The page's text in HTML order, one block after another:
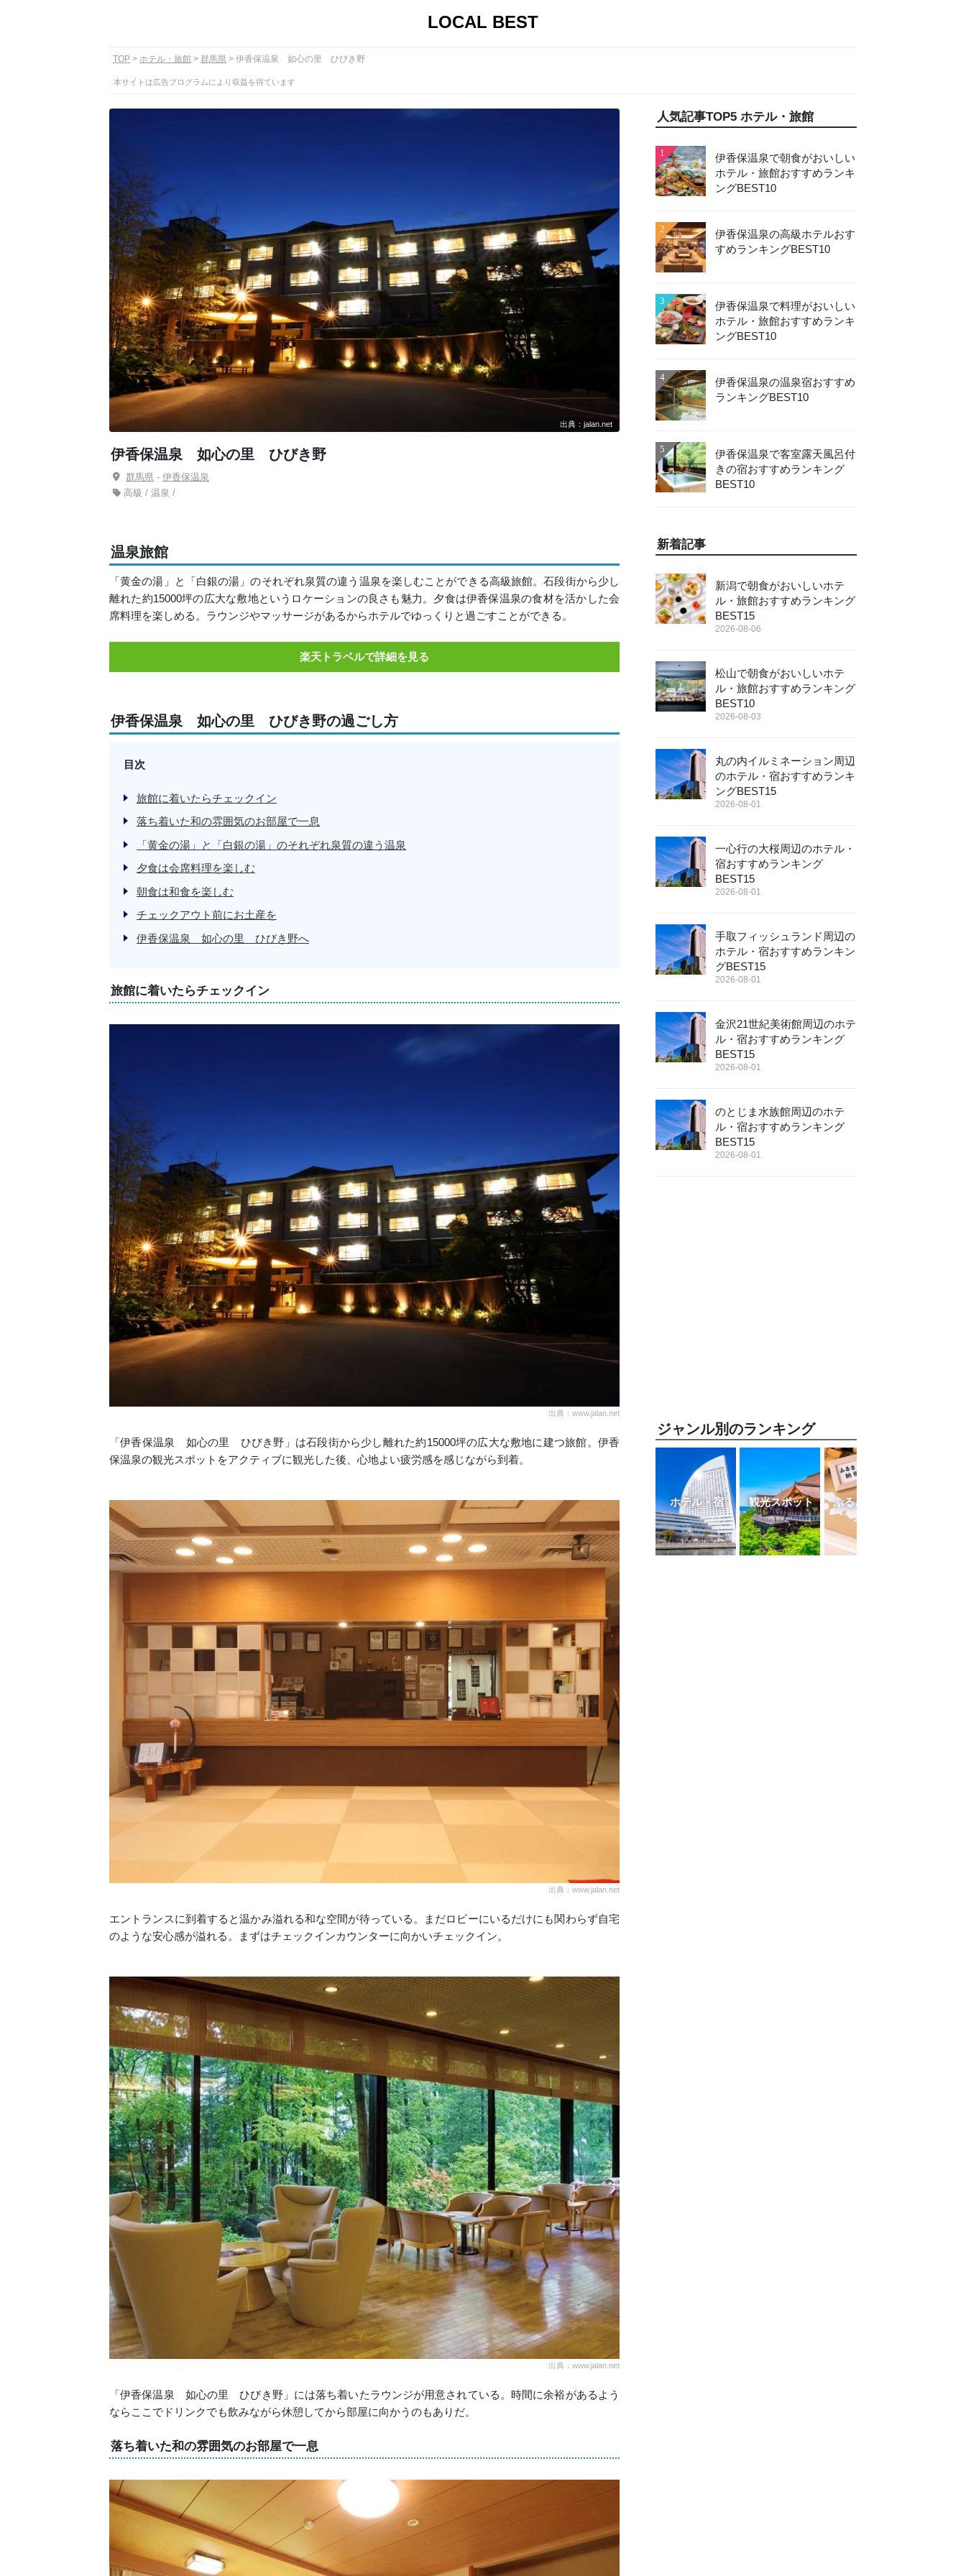
LOCAL BEST
TOP ホテル・旅館 群馬県 伊香保温泉 如心の里 ひびき野
本サイトは広告プログラムにより収益を得ています
出典：jalan.net
伊香保温泉 如心の里 ひびき野
群馬県 - 伊香保温泉
高級 / 温泉 /
温泉旅館
「黄金の湯」と「白銀の湯」のそれぞれ泉質の違う温泉を楽しむことができる高級旅館。石段街から少し
離れた約15000坪の広大な敷地というロケーションの良さも魅力。夕食は伊香保温泉の食材を活かした会
席料理を楽しめる。ラウンジやマッサージがあるからホテルでゆっくりと過ごすことができる。
楽天トラベルで詳細を見る
伊香保温泉 如心の里 ひびき野の過ごし方
目次
旅館に着いたらチェックイン
落ち着いた和の雰囲気のお部屋で一息
「黄金の湯」と「白銀の湯」のそれぞれ泉質の違う温泉
夕食は会席料理を楽しむ
朝食は和食を楽しむ
チェックアウト前にお土産を
伊香保温泉 如心の里 ひびき野へ
旅館に着いたらチェックイン
出典：www.jalan.net
「伊香保温泉 如心の里 ひびき野」は石段街から少し離れた約15000坪の広大な敷地に建つ旅館。伊香
保温泉の観光スポットをアクティブに観光した後、心地よい疲労感を感じながら到着。
出典：www.jalan.net
エントランスに到着すると温かみ溢れる和な空間が待っている。まだロビーにいるだけにも関わらず自宅
のような安心感が溢れる。まずはチェックインカウンターに向かいチェックイン。
出典：www.jalan.net
「伊香保温泉 如心の里 ひびき野」には落ち着いたラウンジが用意されている。時間に余裕があるよう
ならここでドリンクでも飲みながら休憩してから部屋に向かうのもありだ。
落ち着いた和の雰囲気のお部屋で一息
人気記事TOP5 ホテル・旅館
1
伊香保温泉で朝食がおいしい
ホテル・旅館おすすめランキ
ングBEST10
2
伊香保温泉の高級ホテルおす
すめランキングBEST10
3
伊香保温泉で料理がおいしい
ホテル・旅館おすすめランキ
ングBEST10
4
伊香保温泉の温泉宿おすすめ
ランキングBEST10
5
伊香保温泉で客室露天風呂付
きの宿おすすめランキング
BEST10
新着記事
新潟で朝食がおいしいホテ
ル・旅館おすすめランキング
BEST15
2026-08-06
松山で朝食がおいしいホテ
ル・旅館おすすめランキング
BEST10
2026-08-03
丸の内イルミネーション周辺
のホテル・宿おすすめランキ
ングBEST15
2026-08-01
一心行の大桜周辺のホテル・
宿おすすめランキング
BEST15
2026-08-01
手取フィッシュランド周辺の
ホテル・宿おすすめランキン
グBEST15
2026-08-01
金沢21世紀美術館周辺のホテ
ル・宿おすすめランキング
BEST15
2026-08-01
のとじま水族館周辺のホテ
ル・宿おすすめランキング
BEST15
2026-08-01
ジャンル別のランキング
ホテル・宿 観光スポット ふるさと納税